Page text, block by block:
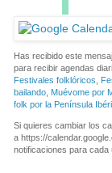
Has recibido este
para recibir agendas
Festivales folklóricos
bailando Muévome por
folk por la Península
Si quieres cambiar los
a https://
notificaciones para cada